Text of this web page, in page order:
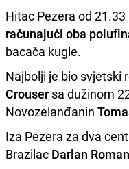
Hitac Pezera od
računajući oba
bacača kugle.
Najbolji je bio svjetski
Crouser sa dužinom
Novozelanđanin
Iza Pezera za dva
Brazilac Darlan